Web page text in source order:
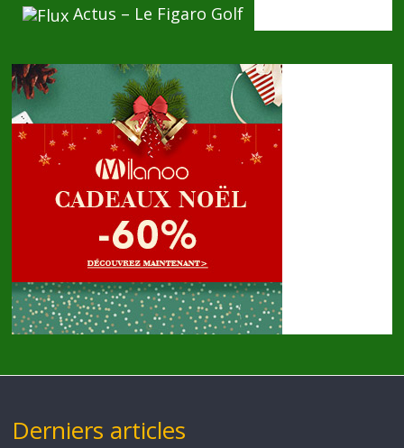
Actus – Le Figaro Golf
Derniers articles